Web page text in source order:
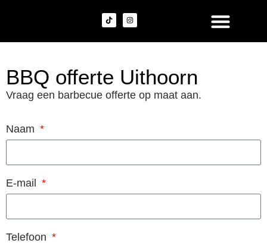
BBQ offerte Uithoorn
Vraag een barbecue offerte op maat aan.
Naam
E-mail
Telefoon